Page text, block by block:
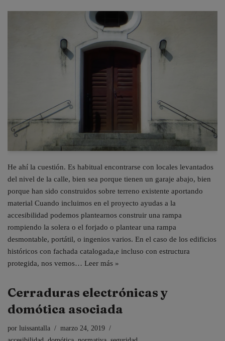
He ahí la cuestión. Es habitual encontrarse con locales levantados
del nivel de la calle, bien sea porque tienen un garaje abajo, bien
porque han sido construidos sobre terreno existente aportando
material Cuando incluimos en el proyecto ayudas a la
accesibilidad podemos plantearnos construir una rampa
rompiendo la solera o el forjado o plantear una rampa
desmontable, portátil, o ingenios varios. En el caso de los edificios
históricos con fachada catalogada,e incluso con estructura
protegida, nos vemos… Leer más »
Cerraduras electrónicas y
domótica asociada
por luissantalla
marzo 24, 2019